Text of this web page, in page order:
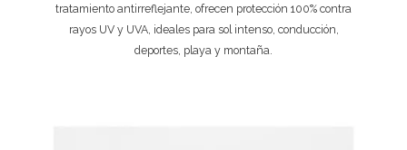
tratamiento antirreflejante, ofrecen protección 100% contra
rayos UV y UVA, ideales para sol intenso, conducción,
deportes, playa y montaña.